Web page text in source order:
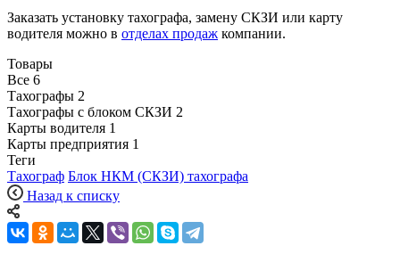
Заказать установку тахографа, замену СКЗИ или карту
водителя можно в отделах продаж компании.
Товары
Все 6
Тахографы 2
Тахографы с блоком СКЗИ 2
Карты водителя 1
Карты предприятия 1
Теги
Тахограф Блок НКМ (СКЗИ) тахографа
Назад к списку